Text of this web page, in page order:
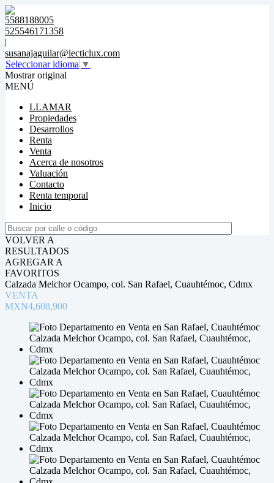
5588188005
525546171358
|
susanajaguilar@lecticlux.com
Seleccionar idioma ▼
Mostrar original
MENÚ
LLAMAR
Propiedades
Desarrollos
Renta
Venta
Acerca de nosotros
Valuación
Contacto
Renta temporal
Inicio
VOLVER A
RESULTADOS
AGREGAR A
FAVORITOS
Calzada Melchor Ocampo, col. San Rafael, Cuauhtémoc, Cdmx
VENTA
MXN4,608,900